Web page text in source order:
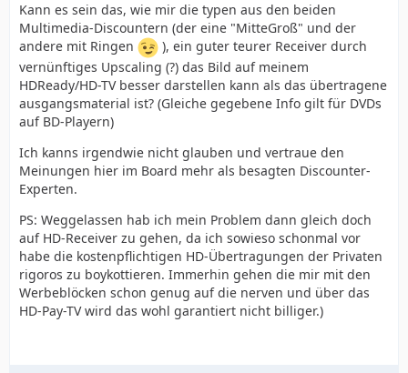
Kann es sein das, wie mir die typen aus den beiden
Multimedia-Discountern (der eine "MitteGroß" und der
andere mit Ringen
), ein guter teurer Receiver durch
vernünftiges Upscaling (?) das Bild auf meinem
HDReady/HD-TV besser darstellen kann als das übertragene
ausgangsmaterial ist? (Gleiche gegebene Info gilt für DVDs
auf BD-Playern)
Ich kanns irgendwie nicht glauben und vertraue den
Meinungen hier im Board mehr als besagten Discounter-
Experten.
PS: Weggelassen hab ich mein Problem dann gleich doch
auf HD-Receiver zu gehen, da ich sowieso schonmal vor
habe die kostenpflichtigen HD-Übertragungen der Privaten
rigoros zu boykottieren. Immerhin gehen die mir mit den
Werbeblöcken schon genug auf die nerven und über das
HD-Pay-TV wird das wohl garantiert nicht billiger.)